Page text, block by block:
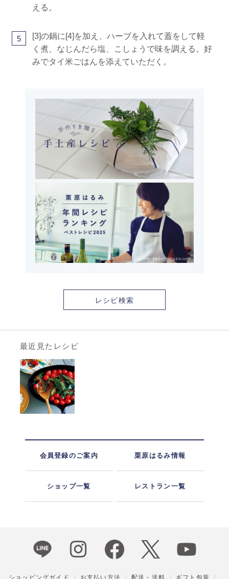
える。
5
[3]の鍋に[4]を加え、ハーブを入れて蓋をして軽
く煮、なじんだら塩、こしょうで味を調える。好
みでタイ米ごはんを添えていただく。
レシピ検索
最近見たレシピ
会員登録のご案内 栗原はるみ情報
ショップ一覧 レストラン一覧
ショッピングガイド お支払い方法 配送・送料 ギフト包装